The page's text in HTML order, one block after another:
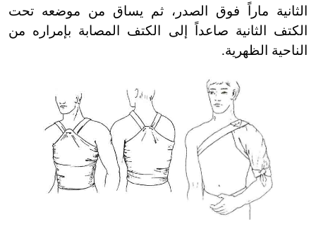
الثانية ماراً فوق الصدر، ثم يساق من موضعه تحت
الكتف الثانية صاعداً إلى الكتف المصابة بإمراره من
الناحية الظهرية.